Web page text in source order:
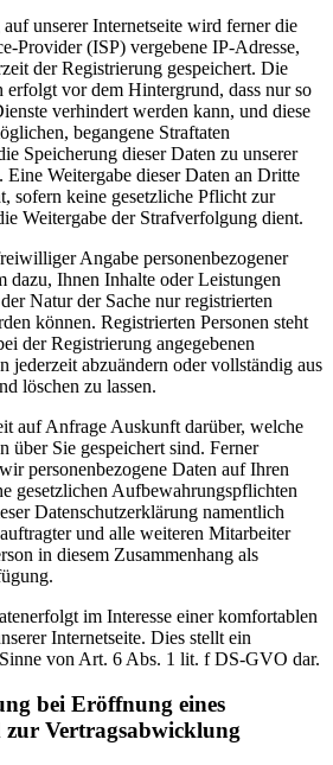
unserer Internetseite wird ferner die
Provider (ISP) vergebene IP-Adresse,
der Registrierung gespeichert. Die
erfolgt vor dem Hintergrund, dass nur so
verhindert werden kann, und diese
begangene Straftaten
Speicherung dieser Daten zu unserer
Weitergabe dieser Daten an Dritte
sofern keine gesetzliche Pflicht zur
Weitergabe der Strafverfolgung dient.
Angabe personenbezogener
dazu, Ihnen Inhalte oder Leistungen
Natur der Sache nur registrierten
können. Registrierten Personen steht
der Registrierung angegebenen
jederzeit abzuändern oder vollständig aus
löschen zu lassen.
auf Anfrage Auskunft darüber, welche
über Sie gespeichert sind. Ferner
personenbezogene Daten auf Ihren
gesetzlichen Aufbewahrungspflichten
Datenschutzerklärung namentlich
und alle weiteren Mitarbeiter
in diesem Zusammenhang als
im Interesse einer komfortablen
Internetseite. Dies stellt ein
von Art. 6 Abs. 1 lit. f DS-GVO dar.
bei Eröffnung eines
Vertragsabwicklung